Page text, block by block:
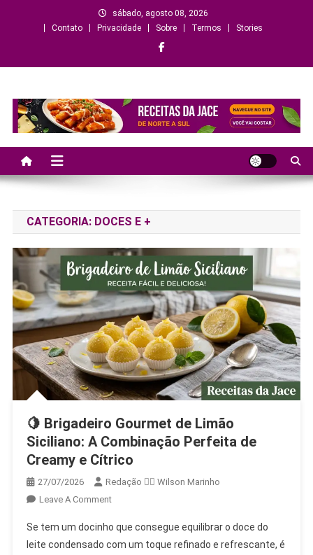
sábado, agosto 08, 2026
Contato
Privacidade Sobre Termos Stories
Criando sabores, histórias e
momentos
CATEGORIA: DOCES E +
🍋 Brigadeiro Gourmet de Limão
Siciliano: A Combinação Perfeita de
Creamy e Cítrico
27/07/2026
Redação 👨‍⚖️​ Wilson Marinho
Leave A CommentOn
Brigadeiro
Gourmet
Se tem um docinho que consegue equilibrar o doce do
leite condensado com um toque refinado e refrescante, é